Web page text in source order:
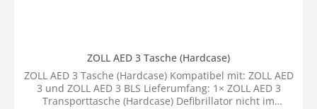
Starmedic GmbH. Während der Veranstaltung (ca. 30
Minuten) steht der Medizinprodukteberater allen
Teilnehmern der ZOOM Video Konferenz zur Verfügung.
Wieviel kostet die Funktionsprüfung bzw.
ZOLL AED 3 Tasche (Hardcase)
ZOLL AED 3 Tasche (Hardcase) Kompatibel mit: ZOLL AED
3 und ZOLL AED 3 BLS Lieferumfang: 1× ZOLL AED 3
Transporttasche (Hardcase) Defibrillator nicht im